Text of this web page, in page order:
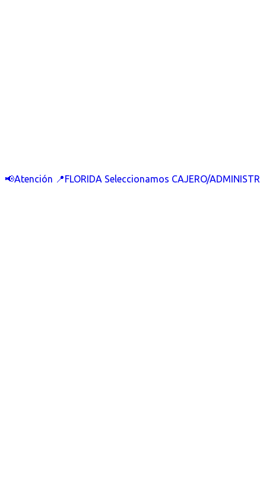
📢Atención 📍FLORIDA Seleccionamos CAJERO/ADMINISTR